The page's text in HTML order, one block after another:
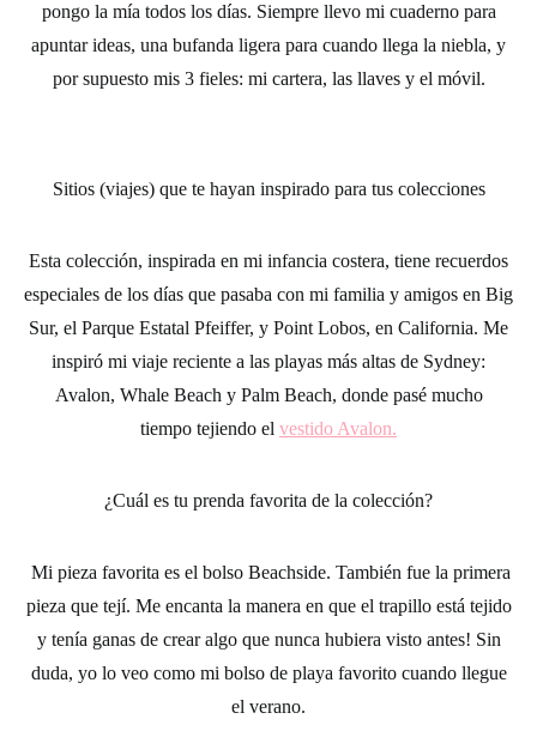
pongo la mía todos los días. Siempre llevo mi cuaderno para
apuntar ideas, una bufanda ligera para cuando llega la niebla, y
por supuesto mis 3 fieles: mi cartera, las llaves y el móvil.
Sitios (viajes) que te hayan inspirado para tus colecciones
Esta colección, inspirada en mi infancia costera, tiene recuerdos
especiales de los días que pasaba con mi familia y amigos en Big
Sur, el Parque Estatal Pfeiffer, y Point Lobos, en California. Me
inspiró mi viaje reciente a las playas más altas de Sydney:
Avalon, Whale Beach y Palm Beach, donde pasé mucho
tiempo tejiendo el vestido Avalon.
¿Cuál es tu prenda favorita de la colección?
Mi pieza favorita es el bolso Beachside. También fue la primera
pieza que tejí. Me encanta la manera en que el trapilloestá tejido
y tenía ganas de crear algo que nunca hubiera visto antes! Sin
duda, yo lo veo como mi bolso de playa favorito cuando llegue
el verano.